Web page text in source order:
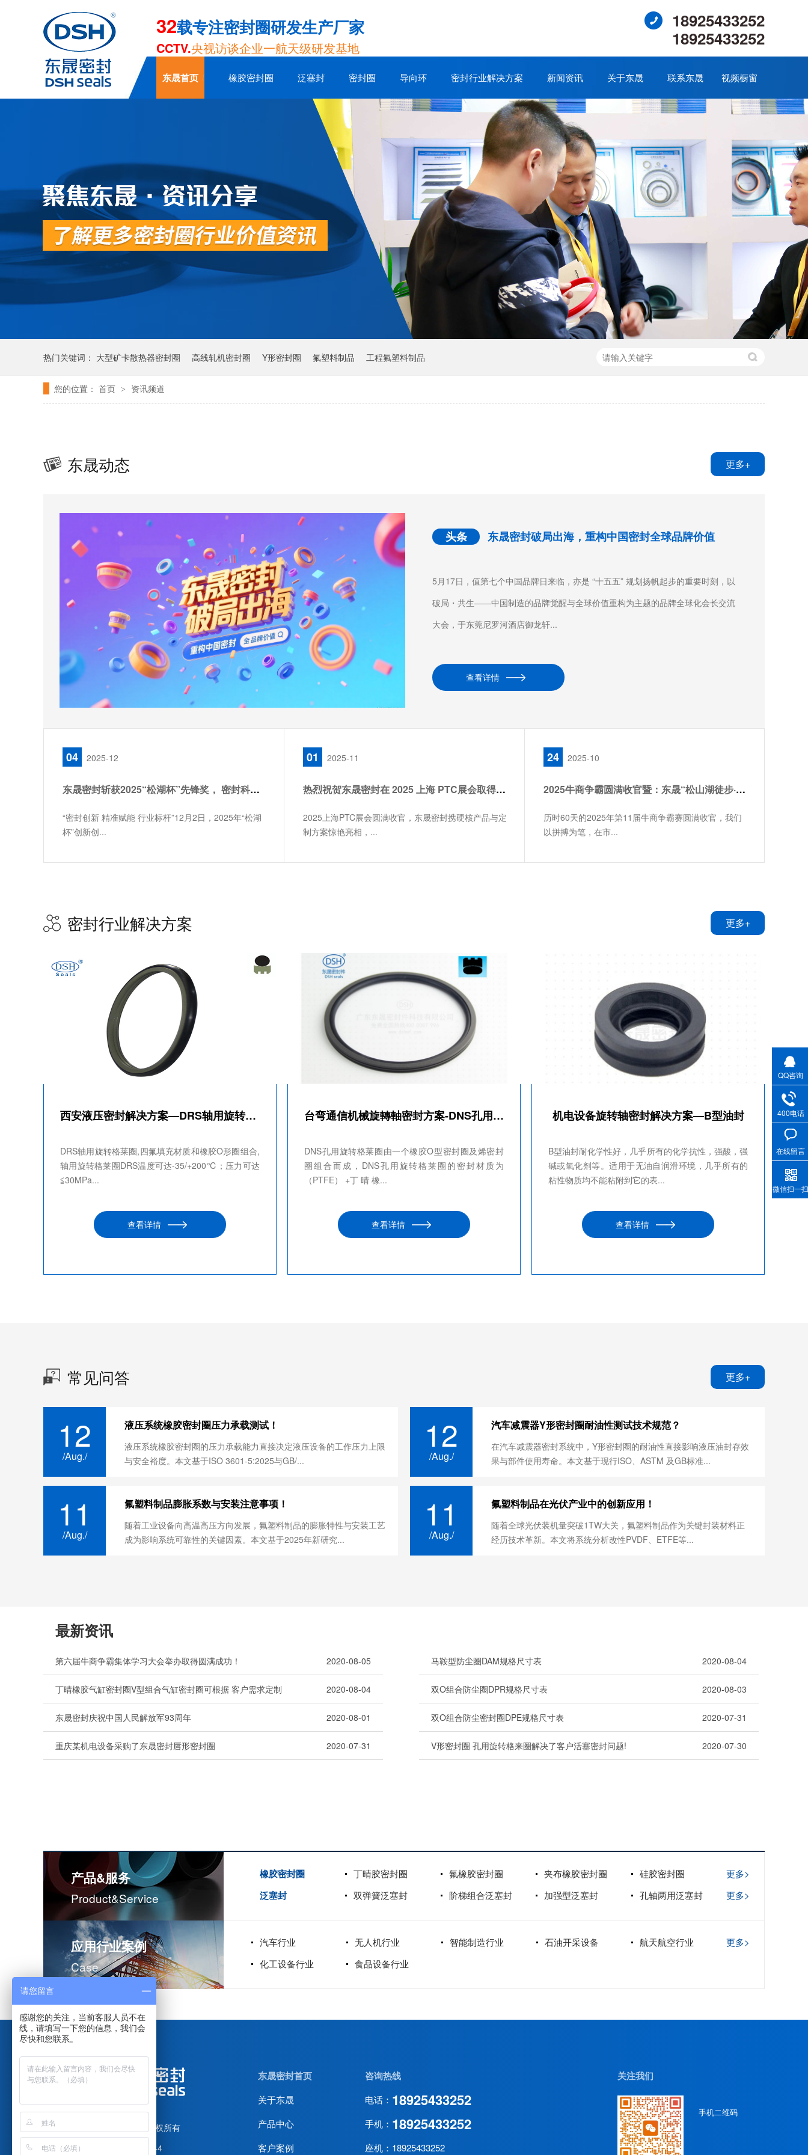
32载专注密封圈研发生产厂家
CCTV.央视访谈企业一航天级研发基地
18925433252
18925433252
东晟首页 橡胶密封圈 泛塞封 密封圈 导向环 密封行业解决方案 新闻资讯 关于东晟 联系东晟 视频橱窗
热门关键词： 大型矿卡散热器密封圈 高线轧机密封圈 Y形密封圈 氟塑料制品 工程氟塑料制品
您的位置： 首页 > 资讯频道
东晟动态 更多+
头条 东晟密封破局出海，重构中国密封全球品牌价值
5月17日，值第七个中国品牌日来临，亦是 “十五五” 规划扬帆起步的重要时刻，以
破局・共生——中国制造的品牌觉醒与全球价值重构为主题的品牌全球化会长交流
大会，于东莞尼罗河酒店御龙轩...
查看详情
04 2025-12
东晟密封斩获2025“松湖杯”先锋奖， 密封科技创新引领行业新篇！
“密封创新 精准赋能 行业标杆”12月2日，2025年“松湖
杯”创新创...
01 2025-11
热烈祝贺东晟密封在 2025 上海 PTC展会取得圆满成功！
2025上海PTC展会圆满收官，东晟密封携硬核产品与定
制方案惊艳亮相，...
24 2025-10
2025牛商争霸圆满收官暨：东晟“松山湖徒步·团队聚餐”！
历时60天的2025年第11届牛商争霸赛圆满收官，我们
以拼搏为笔，在市...
密封行业解决方案 更多+
西安液压密封解决方案—DRS轴用旋转格莱圈
DRS轴用旋转格莱圈,四氟填充材质和橡胶O形圈组合,
轴用旋转格莱圈DRS温度可达-35/+200℃；压力可达
≦30MPa...
查看详情
台弯通信机械旋轉軸密封方案-DNS孔用旋转格莱圈
DNS孔用旋转格莱圈由一个橡胶O型密封圈及烯密封
圈组合而成，DNS孔用旋转格莱圈的密封材质为
（PTFE） +丁 晴 橡...
查看详情
机电设备旋转轴密封解决方案—B型油封
B型油封耐化学性好，几乎所有的化学抗性，强酸，强
碱或氧化剂等。适用于无油自润滑环境，几乎所有的
粘性物质均不能粘附到它的表...
查看详情
常见问答 更多+
12
/Aug./
液压系统橡胶密封圈压力承载测试！
液压系统橡胶密封圈的压力承载能力直接决定液压设备的工作压力上限
与安全裕度。本文基于ISO 3601-5:2025与GB/...
12
/Aug./
汽车减震器Y形密封圈耐油性测试技术规范？
在汽车减震器密封系统中，Y形密封圈的耐油性直接影响液压油封存效
果与部件使用寿命。本文基于现行ISO、ASTM 及GB标准...
11
/Aug./
氟塑料制品膨胀系数与安装注意事项！
随着工业设备向高温高压方向发展，‌氟塑料制品‌的膨胀特性与安装工艺
成为影响系统可靠性的关键因素。本文基于2025年新研究...
11
/Aug./
氟塑料制品在光伏产业中的创新应用！
随着全球光伏装机量突破1TW大关，‌氟塑料制品‌作为关键封装材料正
经历技术革新。本文将系统分析改性PVDF、ETFE等‌...
最新资讯
第六届牛商争霸集体学习大会举办取得圆满成功！ 2020-08-05 马鞍型防尘圈DAM规格尺寸表 2020-08-04
丁晴橡胶气缸密封圈V型组合气缸密封圈可根据 客户需求定制 2020-08-04 双O组合防尘圈DPR规格尺寸表 2020-08-03
东晟密封庆祝中国人民解放军93周年 2020-08-01 双O组合防尘密封圈DPE规格尺寸表 2020-07-31
重庆某机电设备采购了东晟密封唇形密封圈 2020-07-31 V形密封圈 孔用旋转格来圈解决了客户活塞密封问题! 2020-07-30
产品&服务
Product&service
橡胶密封圈 丁晴胶密封圈 氟橡胶密封圈 夹布橡胶密封圈 硅胶密封圈 更多>
泛塞封 双弹簧泛塞封 阶梯组合泛塞封 加强型泛塞封 孔轴两用泛塞封 更多>
应用行业案例
Case
汽车行业 无人机行业 智能制造行业 石油开采设备
航天航空行业
化工设备行业
食品设备行业
更多>
广东东晟密封科技有限公司
版权所有
备案号：粤ICP备14004074号-4
东晟密封首页
关于东晟
产品中心
客户案例
咨询热线
电话： 18925433252
手机： 18925433252
座机：18925433252
关注我们
手机二维码
QQ咨询
400电话
在线留言
微信扫一扫
请您留言
感谢您的关注，当前客服人员不在
线，请填写一下您的信息，我们会
尽快和您联系。